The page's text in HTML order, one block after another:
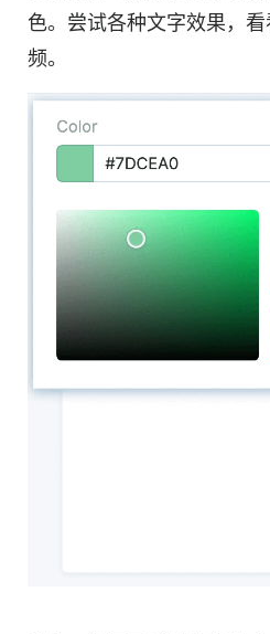
色。尝试各种文字效果，
频。